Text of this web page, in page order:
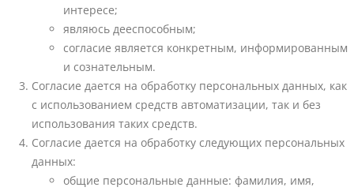
интересе;
являюсь дееспособным;
согласие является конкретным, информированным
и сознательным.
Согласие дается на обработку персональных данных, как
с использованием средств автоматизации, так и без
использования таких средств.
Согласие дается на обработку следующих персональных
данных:
общие персональные данные: фамилия, имя,